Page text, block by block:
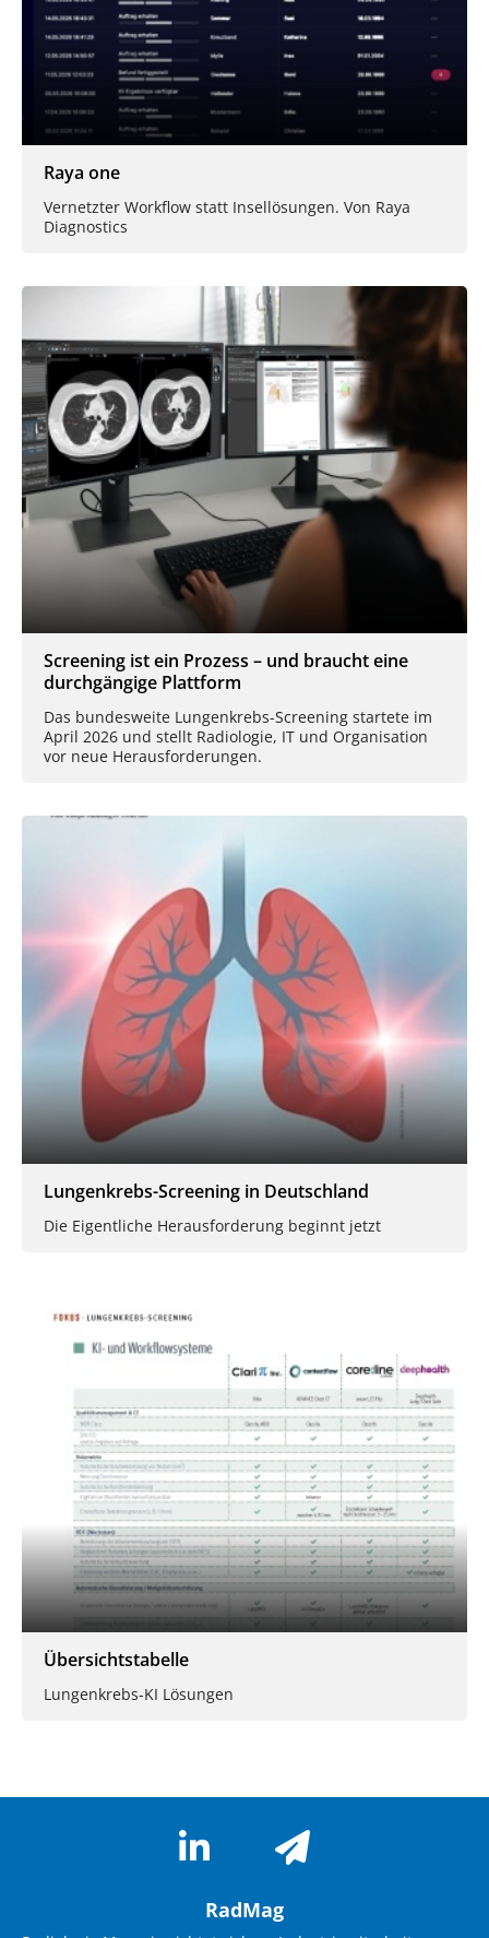
Raya one
Vernetzter Workflow statt Insellösungen. Von Raya
Diagnostics
Screening ist ein Prozess – und braucht eine
durchgängige Plattform
Das bundesweite Lungenkrebs-Screening startete im
April 2026 und stellt Radiologie, IT und Organisation
vor neue Herausforderungen.
Lungenkrebs-Screening in Deutschland
Die Eigentliche Herausforderung beginnt jetzt
Übersichtstabelle
Lungenkrebs-KI Lösungen
RadMag